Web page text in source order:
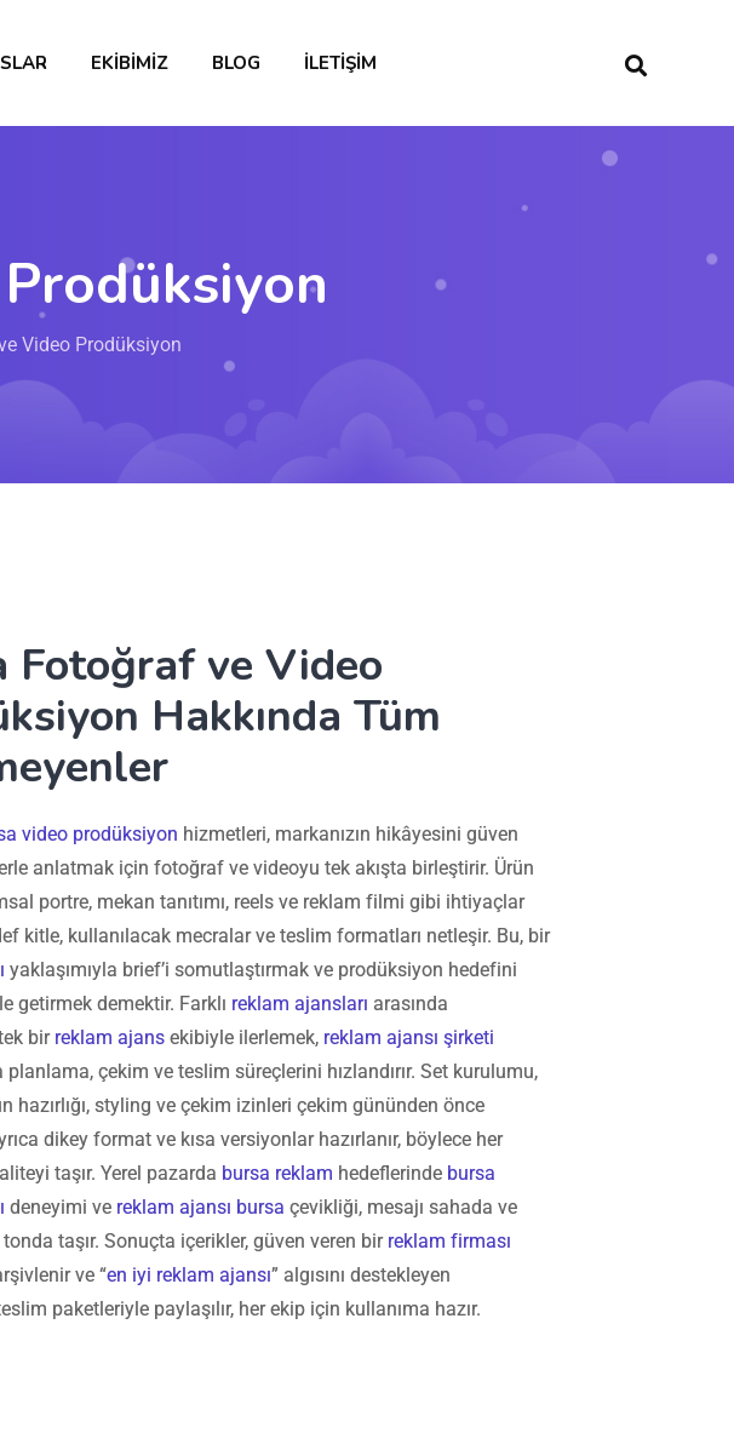
EKIBIMIZ BLOG İLETIŞIM
Video Prodüksiyon
Fotoğraf ve Video
Hakkında Tüm
video prodüksiyon hizmetleri, markanızın hikâyesini güven
anlatmak için fotoğraf ve videoyu tek akışta birleştirir. Ürün
portre, mekan tanıtımı, reels ve reklam filmi gibi ihtiyaçlar
kitle, kullanılacak mecralar ve teslim formatları netleşir. Bu, bir
yaklaşımıyla brief’i somutlaştırmak ve prodüksiyon hedefini
getirmek demektir. Farklı reklam ajansları arasında
bir reklam ajans ekibiyle ilerlemek, reklam ajansı şirketi
planlama, çekim ve teslim süreçlerini hızlandırır. Set kurulumu,
hazırlığı, styling ve çekim izinleri çekim gününden önce
dikey format ve kısa versiyonlar hazırlanır, böylece her
taşır. Yerel pazarda bursa reklam hedeflerinde bursa
deneyimi ve reklam ajansı bursa çevikliği, mesajı sahada ve
taşır. Sonuçta içerikler, güven veren bir reklam firması
ve “en iyi reklam ajansı” algısını destekleyen
paketleriyle paylaşılır, her ekip için kullanıma hazır.